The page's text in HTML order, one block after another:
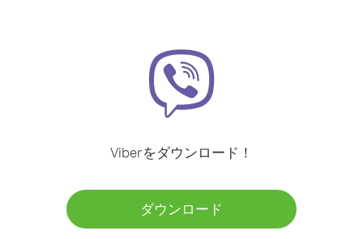
Viberをダウンロード！
ダウンロード